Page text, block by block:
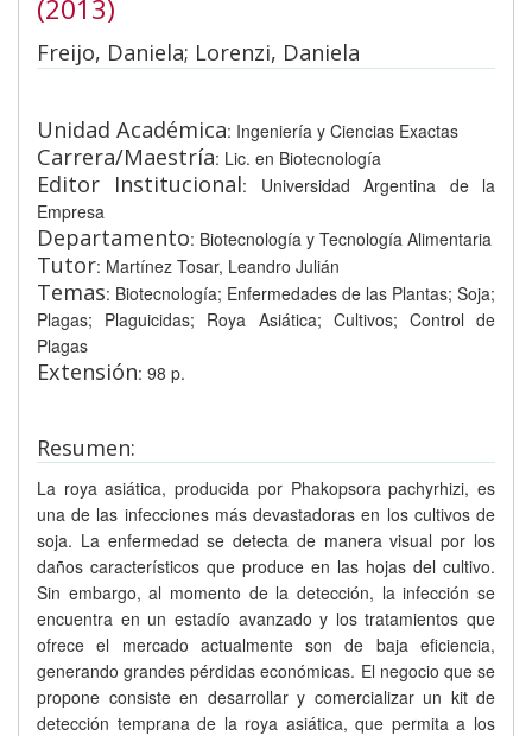
(2013)
Freijo, Daniela; Lorenzi, Daniela
Unidad Académica: Ingeniería y Ciencias Exactas
Carrera/Maestría: Lic. en Biotecnología
Editor Institucional: Universidad Argentina de la
Empresa
Departamento: Biotecnología y Tecnología Alimentaria
Tutor: Martínez Tosar, Leandro Julián
Temas: Biotecnología; Enfermedades de las Plantas; Soja;
Plagas; Plaguicidas; Roya Asiática; Cultivos; Control de
Plagas
Extensión: 98 p.
Resumen:
La roya asiática, producida por Phakopsora pachyrhizi, es
una de las infecciones más devastadoras en los cultivos de
soja. La enfermedad se detecta de manera visual por los
daños característicos que produce en las hojas del cultivo.
Sin embargo, al momento de la detección, la infección se
encuentra en un estadío avanzado y los tratamientos que
ofrece el mercado actualmente son de baja eficiencia,
generando grandes pérdidas económicas. El negocio que se
propone consiste en desarrollar y comercializar un kit de
detección temprana de la roya asiática, que permita a los